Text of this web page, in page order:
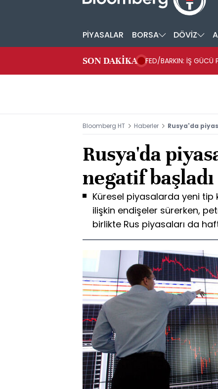
PİYASALAR BORSA DÖVİZ
SON DAKİKA
FED/BARKIN: İŞ GÜCÜ
Bloomberg HT Haberler Rusya'da
Rusya'da
negatif başladı
Küresel piyasalarda yeni tip
ilişkin endişeler sürerken,
birlikte Rus piyasaları da